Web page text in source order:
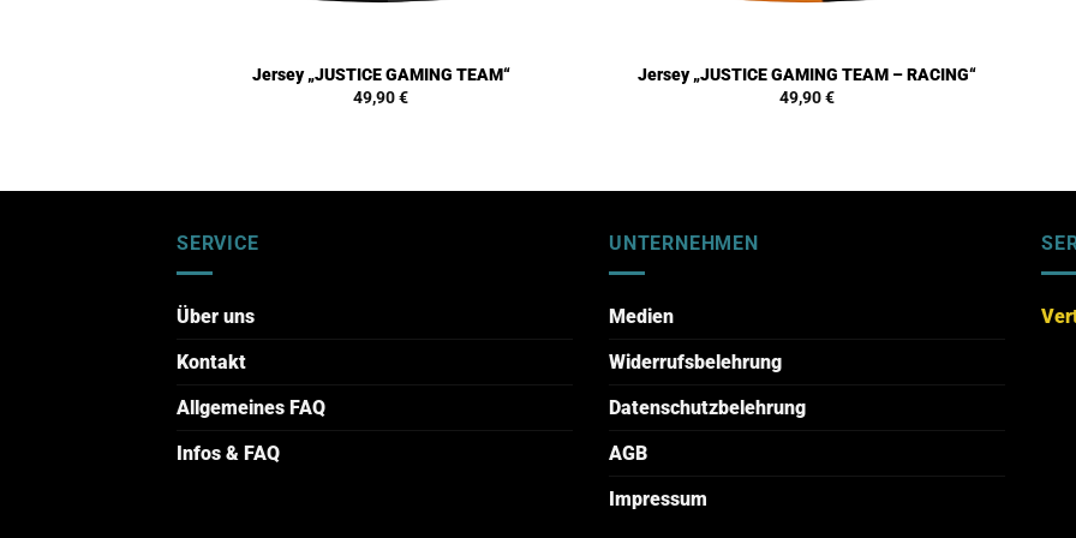
Jersey „JUSTICE GAMING TEAM“
49,90€
Jersey „JUSTICE GAMING TEAM – RACING“
49,90€
SERVICE
Über uns
Kontakt
Allgemeines FAQ
Infos & FAQ
UNTERNEHMEN
Medien
Widerrufsbelehrung
Datenschutzbelehrung
AGB
Impressum